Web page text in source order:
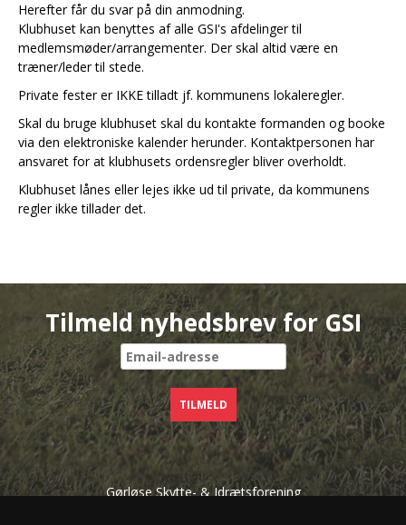
Herefter får du svar på din anmodning.
Klubhuset kan benyttes af alle GSI's afdelinger til
medlemsmøder/arrangementer. Der skal altid være en
træner/leder til stede.
Private fester er IKKE tilladt jf. kommunens lokaleregler.
Skal du bruge klubhuset skal du kontakte formanden og booke
via den elektroniske kalender herunder. Kontaktpersonen har
ansvaret for at klubhusets ordensregler bliver overholdt.
Klubhuset lånes eller lejes ikke ud til private, da kommunens
regler ikke tillader det.
Tilmeld nyhedsbrev for GSI
Gørløse Skytte- & Idrætsforening